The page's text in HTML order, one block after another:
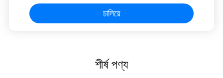
চালিয়ে
শীর্ষ পণ্য